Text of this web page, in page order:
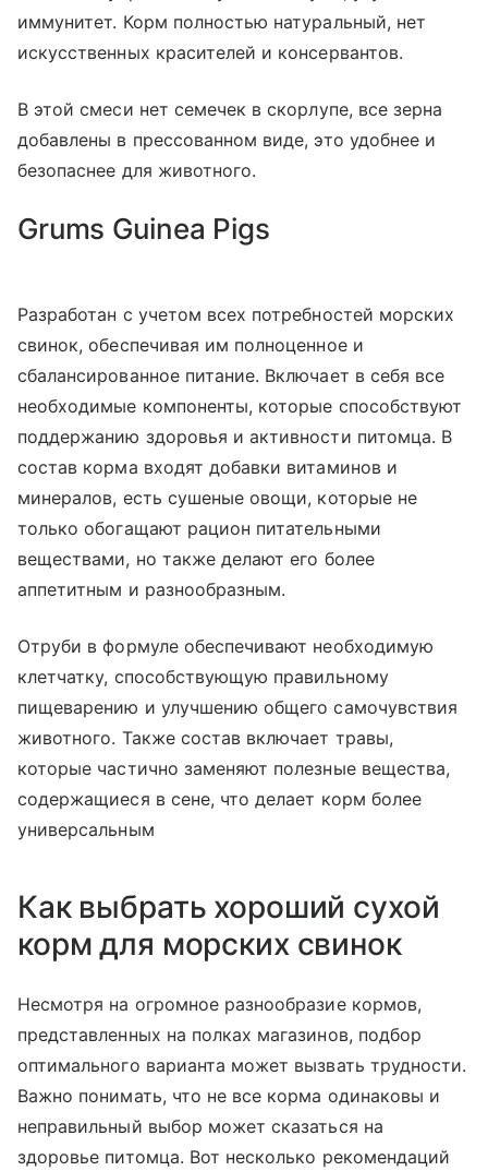
иммунитет. Корм полностью натуральный, нет
искусственных красителей и консервантов.
В этой смеси нет семечек в скорлупе, все зерна
добавлены в прессованном виде, это удобнее и
безопаснее для животного.
Grums Guinea Pigs
Разработан с учетом всех потребностей морских
свинок, обеспечивая им полноценное и
сбалансированное питание. Включает в себя все
необходимые компоненты, которые способствуют
поддержанию здоровья и активности питомца. В
состав корма входят добавки витаминов и
минералов, есть сушеные овощи, которые не
только обогащают рацион питательными
веществами, но также делают его более
аппетитным и разнообразным.
Отруби в формуле обеспечивают необходимую
клетчатку, способствующую правильному
пищеварению и улучшению общего самочувствия
животного. Также состав включает травы,
которые частично заменяют полезные вещества,
содержащиеся в сене, что делает корм более
универсальным
Как выбрать хороший сухой
корм для морских свинок
Несмотря на огромное разнообразие кормов,
представленных на полках магазинов, подбор
оптимального варианта может вызвать трудности.
Важно понимать, что не все корма одинаковы и
неправильный выбор может сказаться на
здоровье питомца. Вот несколько рекомендаций